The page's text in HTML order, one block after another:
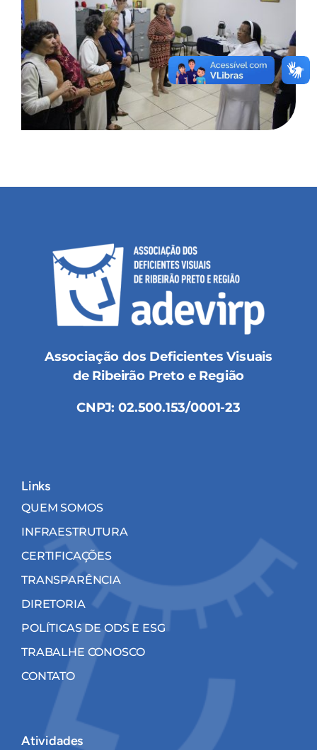
Associação dos Deficientes Visuais
de Ribeirão Preto e Região
CNPJ: 02.500.153/0001-23
Links
QUEM SOMOS
INFRAESTRUTURA
CERTIFICAÇÕES
TRANSPARÊNCIA
DIRETORIA
POLÍTICAS DE ODS E ESG
TRABALHE CONOSCO
CONTATO
Atividades